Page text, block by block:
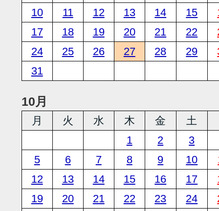
10
11 12 13 14 15
17
18 19 20 21 22
24
25 26 27 28 29
31
10月
月 火 水 木 金 土
1
2
3
5
6 7 8 9 10
12
13 14 15 16 17
19
20 21 22 23 24